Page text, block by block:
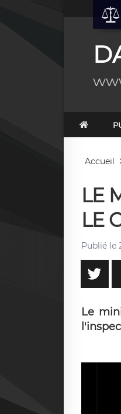
Accueil
LE
LE
Publié le
Le